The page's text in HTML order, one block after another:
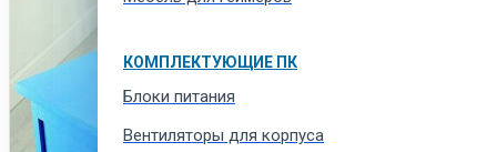
КОМПЛЕКТУЮЩИЕ ПК
Блоки питания
Вентиляторы для корпуса